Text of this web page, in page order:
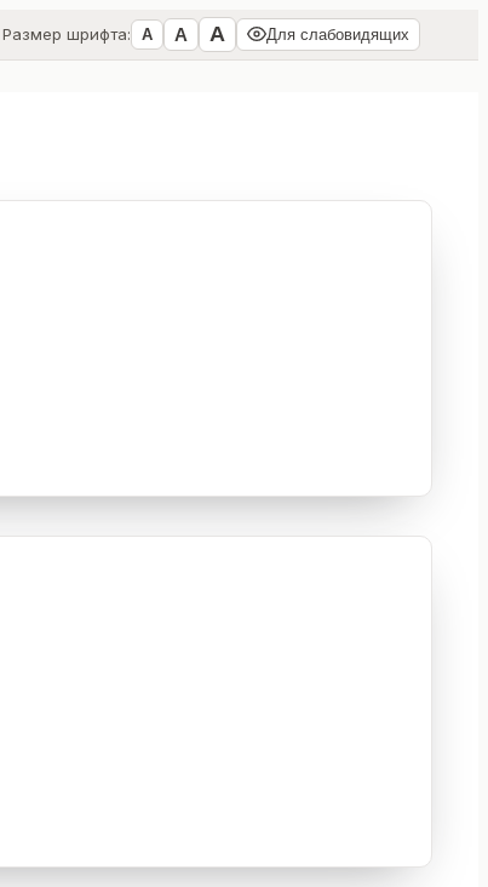
Размер шрифта: А А А Для слабовидящих